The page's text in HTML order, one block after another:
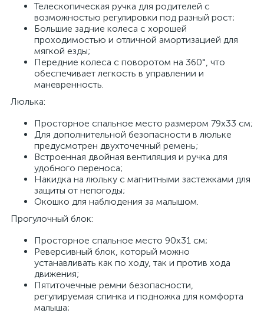
Телескопическая ручка для родителей с
возможностью регулировки под разный рост;
Большие задние колеса с хорошей
проходимостью и отличной амортизацией для
мягкой езды;
Передние колеса с поворотом на 360°, что
обеспечивает легкость в управлении и
маневренность.
Люлька:
Просторное спальное место размером 79х33 см;
Для дополнительной безопасности в люльке
предусмотрен двухточечный ремень;
Встроенная двойная вентиляция и ручка для
удобного переноса;
Накидка на люльку с магнитными застежками для
защиты от непогоды;
Окошко для наблюдения за малышом.
Прогулочный блок:
Просторное спальное место 90х31 см;
Реверсивный блок, который можно
устанавливать как по ходу, так и против хода
движения;
Пятиточечные ремни безопасности,
регулируемая спинка и подножка для комфорта
малыша;